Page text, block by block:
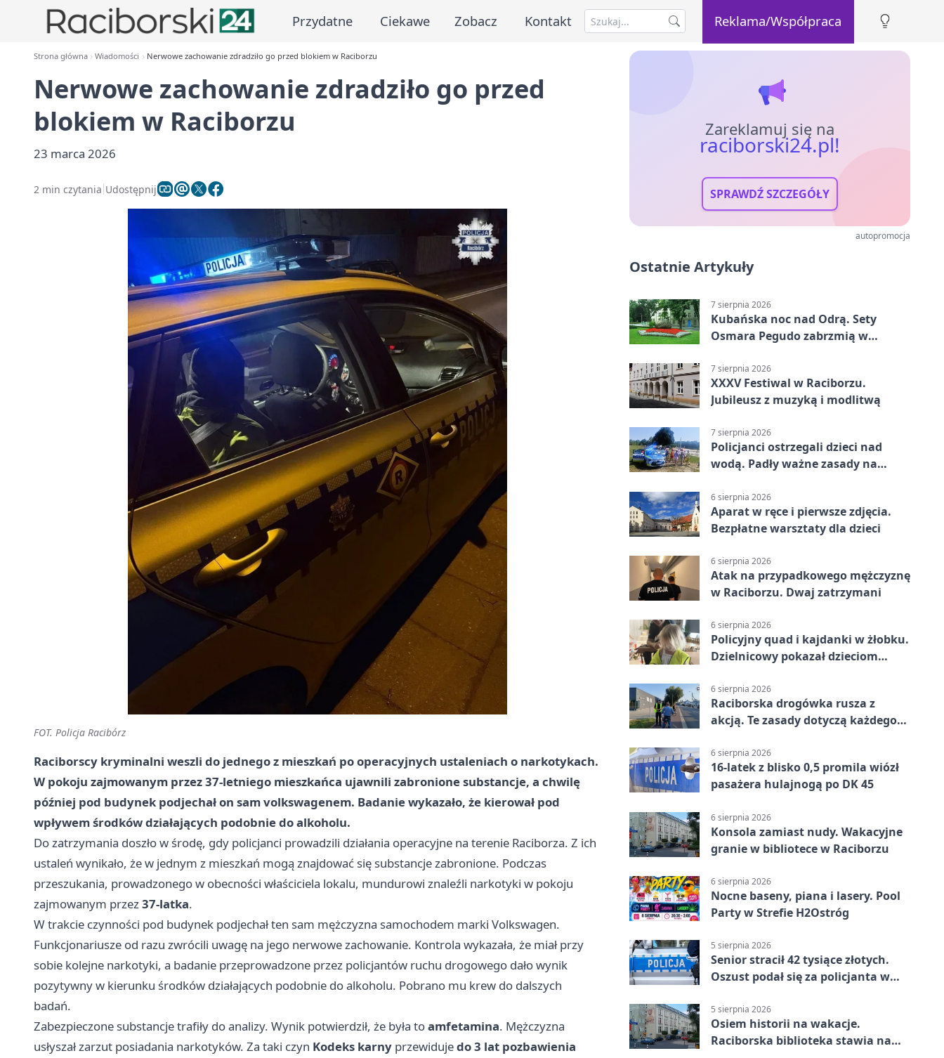
Przydatne Ciekawe Zobacz Kontakt Reklama/Współpraca
Strona główna Wiadomości Nerwowe zachowanie zdradziło go przed blokiem w Raciborzu
Nerwowe zachowanie zdradziło go przed
blokiem w Raciborzu
23 marca 2026
2 min czytania Udostępnij
FOT. Policja Racibórz
Raciborscy kryminalni weszli do jednego z mieszkań po operacyjnych ustaleniach o narkotykach.
W pokoju zajmowanym przez37-letniego mieszkańca ujawnili zabronione substancje, a chwilę
później pod budynek podjechał on sam volkswagenem. Badanie wykazało, że kierował pod
wpływem środków działających podobnie do alkoholu.
Do zatrzymania doszło w środę, gdy policjanci prowadzili działania operacyjne na terenie Raciborza. Z ich
ustaleń wynikało, że w jednym z mieszkań mogą znajdować się substancje zabronione. Podczas
przeszukania, prowadzonego w obecności właściciela lokalu, mundurowi znaleźli narkotyki w pokoju
zajmowanym przez37-latka.
W trakcie czynności pod budynek podjechał ten sam mężczyzna samochodem marki Volkswagen.
Funkcjonariusze od razu zwrócili uwagę na jego nerwowe zachowanie. Kontrola wykazała, że miał przy
sobie kolejne narkotyki, a badanie przeprowadzone przez policjantów ruchu drogowego dało wynik
pozytywny w kierunku środków działających podobnie do alkoholu. Pobrano mu krew do dalszych
badań.
Zabezpieczone substancje trafiły do analizy. Wynik potwierdził, że była toamfetamina. Mężczyzna
usłyszał zarzut posiadania narkotyków. Za taki czyn Kodeks karny przewidujedo 3 lat pozbawienia
Zareklamuj się na
raciborski24.pl!
SPRAWDŹ SZCZEGÓŁY
autopromocja
Ostatnie Artykuły
7 sierpnia 2026
Kubańska noc nad Odrą. Sety
Osmara Pegudo zabrzmią w
7 sierpnia 2026
XXXV Festiwal w Raciborzu.
Jubileusz z muzyką i modlitwą
7 sierpnia 2026
Policjanci ostrzegali dzieci nad
wodą. Padły ważne zasady na
6 sierpnia 2026
Aparat w ręce i pierwsze zdjęcia.
Bezpłatne warsztaty dla dzieci
6 sierpnia 2026
Atak na przypadkowego mężczyznę
w Raciborzu. Dwaj zatrzymani
6 sierpnia 2026
Policyjny quad i kajdanki w żłobku.
Dzielnicowy pokazał dzieciom
6 sierpnia 2026
Raciborska drogówka rusza z
akcją. Te zasady dotyczą każdego
6 sierpnia 2026
16-latek z blisko 0,5 promila wiózł
pasażera hulajnogą po DK 45
6 sierpnia 2026
Konsola zamiast nudy. Wakacyjne
granie w bibliotece w Raciborzu
6 sierpnia 2026
Nocne baseny, piana i lasery. Pool
Party w Strefie H2Ostróg
5 sierpnia 2026
Senior stracił 42 tysiące złotych.
Oszust podał się za policjanta w
5 sierpnia 2026
Osiem historii na wakacje.
Raciborska biblioteka stawia na